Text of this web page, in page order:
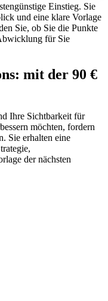
Einstieg. Sie
und eine klare Vorlage
Sie, ob Sie die Punkte
für Sie
mit der 90 €
Ihre Sichtbarkeit für
möchten, fordern
Sie erhalten eine
der nächsten